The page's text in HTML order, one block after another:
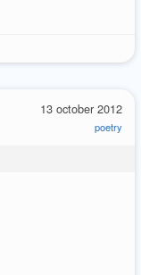
13 october 2012
poetry